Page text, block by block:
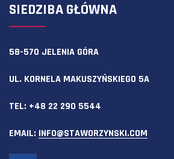
SIEDZIBA GŁÓWNA
58-570 JELENIA GÓRA
UL. KORNELA MAKUSZYŃSKIEGO 5A
TEL: +48 22 290 5544
EMAIL: INFO@STAWORZYNSKI.COM